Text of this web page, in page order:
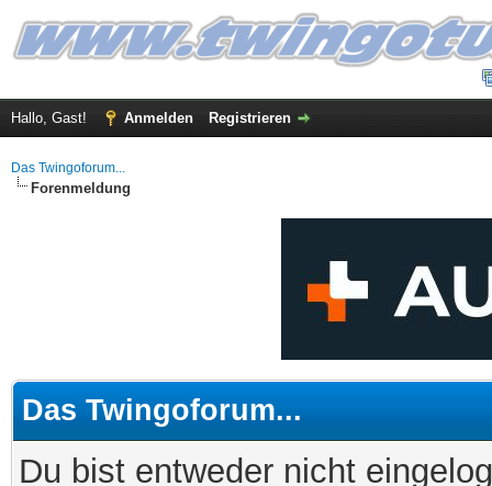
Hallo, Gast! Anmelden Registrieren
Das Twingoforum...
Forenmeldung
Das Twingoforum...
Du bist entweder nicht